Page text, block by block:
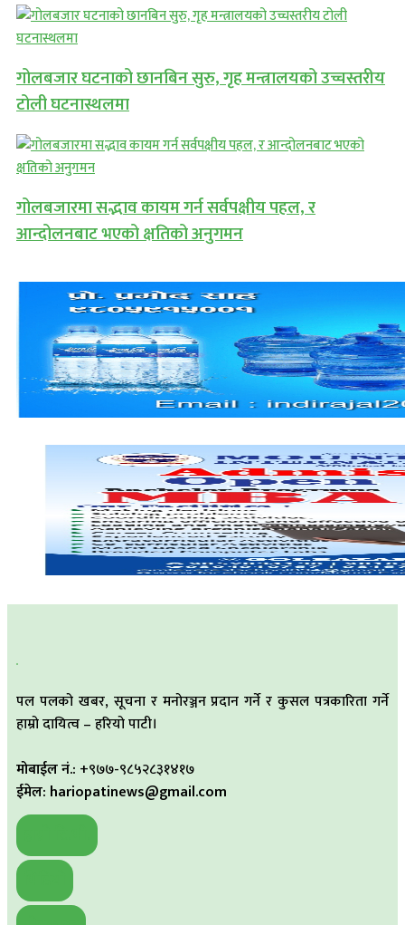
गोलबजार घटनाको छानबिन सुरु, गृह मन्त्रालयको उच्चस्तरीय
टोली घटनास्थलमा
गोलबजारमा सद्भाव कायम गर्न सर्वपक्षीय पहल, र
आन्दोलनबाट भएको क्षतिको अनुगमन
पल पलको खबर, सूचना र मनोरञ्जन प्रदान गर्ने र कुसल पत्रकारिता गर्ने
हाम्रो दायित्व – हरियो पाटी।
मोबाईल नं.: +९७७-९८५२८३१४१७
ईमेल: hariopatinews@gmail.com